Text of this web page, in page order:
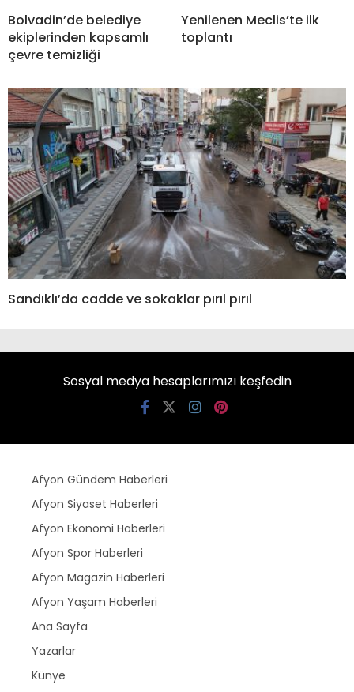
Bolvadin’de belediye
ekiplerinden kapsamlı
çevre temizliği
Yenilenen Meclis’te ilk
toplantı
Sandıklı’da cadde ve sokaklar pırıl pırıl
Sosyal medya hesaplarımızı keşfedin
Afyon Gündem Haberleri
Afyon Siyaset Haberleri
Afyon Ekonomi Haberleri
Afyon Spor Haberleri
Afyon Magazin Haberleri
Afyon Yaşam Haberleri
Ana Sayfa
Yazarlar
Künye